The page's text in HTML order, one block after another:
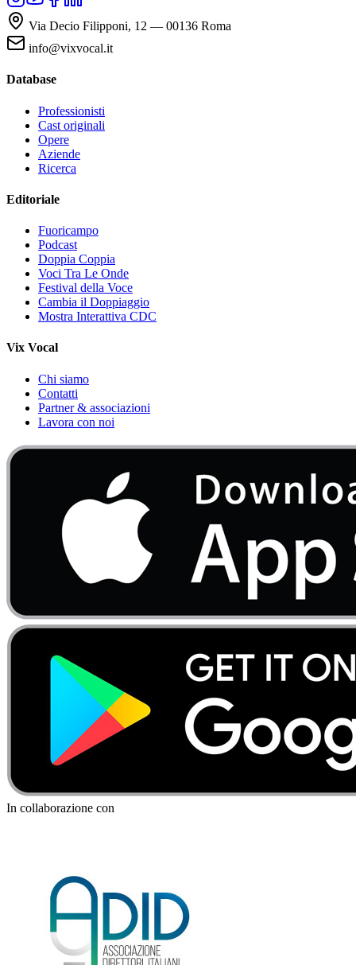
Via Decio Filipponi, 12 — 00136 Roma
info@vixvocal.it
Database
Professionisti
Cast originali
Opere
Aziende
Ricerca
Editoriale
Fuoricampo
Podcast
Doppia Coppia
Voci Tra Le Onde
Festival della Voce
Cambia il Doppiaggio
Mostra Interattiva CDC
Vix Vocal
Chi siamo
Contatti
Partner & associazioni
Lavora con noi
In collaborazione con